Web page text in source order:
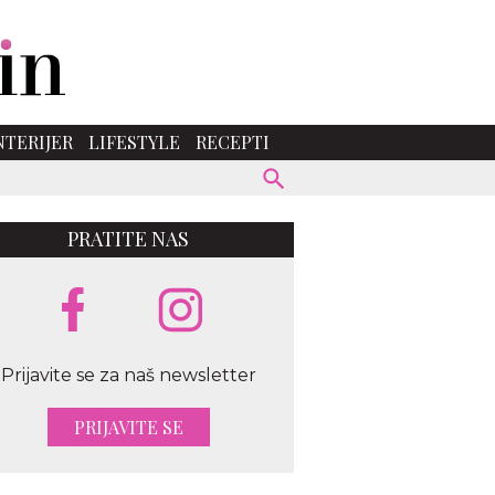
LIFESTYLE
RECEPTI
PRATITE NAS
Prijavite se za naš newsletter
PRIJAVITE SE